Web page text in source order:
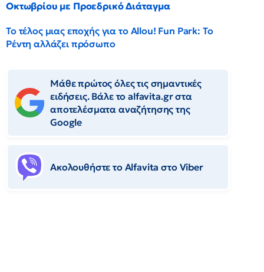
Οκτωβρίου με Προεδρικό Διάταγμα
Το τέλος μιας εποχής για το Allou! Fun Park: Το
Ρέντη αλλάζει πρόσωπο
Μάθε πρώτος όλες τις σημαντικές
ειδήσεις. Βάλε το alfavita.gr στα
αποτελέσματα αναζήτησης της
Google
Ακολουθήστε το Αlfavita στο Viber